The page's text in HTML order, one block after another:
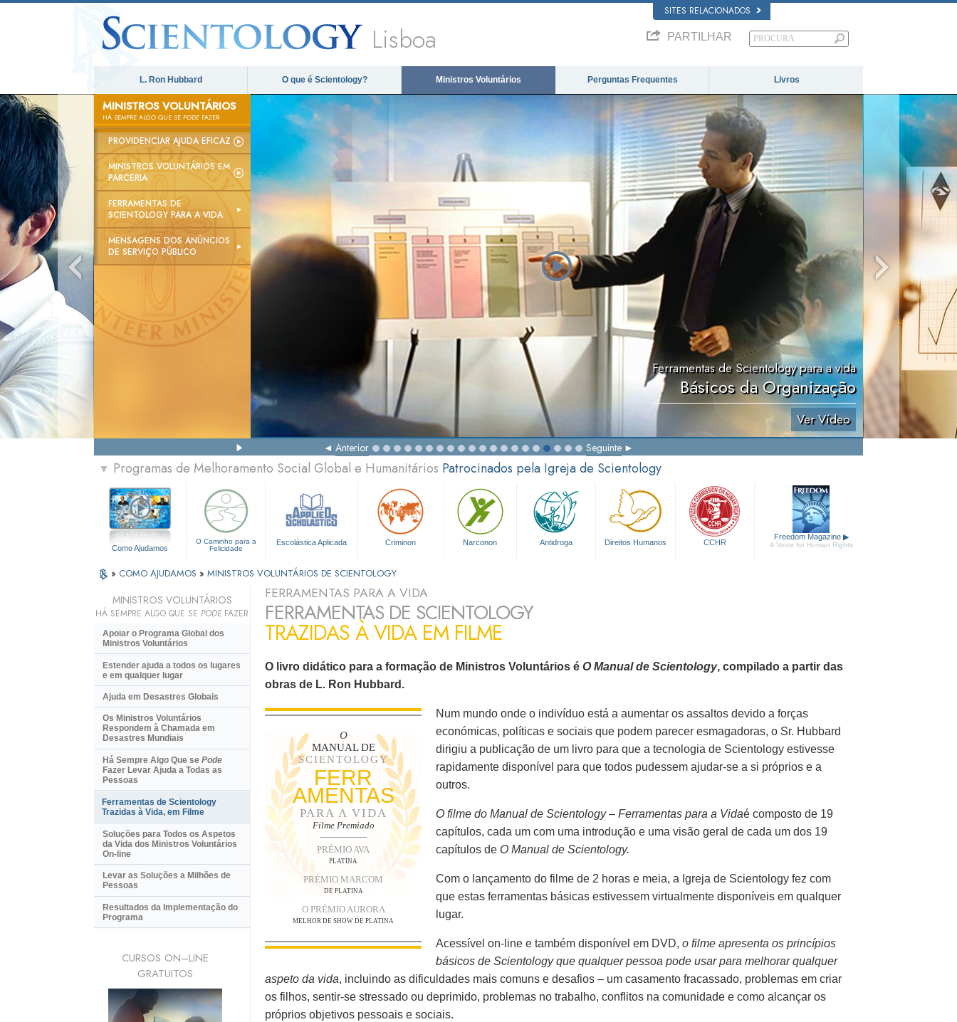
SITES RELACIONADOS
Lisboa PARTILHAR
L. Ron Hubbard O que é Scientology? Ministros Voluntários Perguntas Frequentes Livros
MINISTROS VOLUNTÁRIOS
HÁ SEMPRE ALGO QUE SE PODE FAZER
PROVIDENCIAR AJUDA EFICAZ
MINISTROS VOLUNTÁRIOS EM
PARCERIA
FERRAMENTAS DE
SCIENTOLOGY PARA A VIDA
MENSAGENS DOS ANÚNCIOS
DE SERVIÇO PÚBLICO
Ferramentas de Scientology para a vida
Básicos da Organização
Ver Vídeo
Anterior Seguinte
▼ Programas de Melhoramento Social Global e Humanitários Patrocinados pela Igreja de Scientology
Como Ajudamos
O Caminho para a
Felicidade
Escolástica Aplicada Criminon Narconon Antidroga Direitos Humanos CCHR
Freedom Magazine ▶
A Voice for Human Rights
» COMO AJUDAMOS » MINISTROS VOLUNTÁRIOS DE SCIENTOLOGY
FERRAMENTAS PARA A VIDA
FERRAMENTAS DE SCIENTOLOGY
TRAZIDAS À VIDA EM FILME
O livro didático para a formação de Ministros Voluntários é O Manual de Scientology, compilado a partir das
obras de L. Ron Hubbard.
O
MANUAL DE
SCIENTOLOGY
FERR
AMENTAS
PARA A VIDA
Filme Premiado
PRÉMIO AVA
PLATINA
PRÉMIO MARCOM
DE PLATINA
O PRÉMIO AURORA
MELHOR DE SHOW DE PLATINA
Num mundo onde o indivíduo está a aumentar os assaltos devido a forças
económicas, políticas e sociais que podem parecer esmagadoras, o Sr. Hubbard
dirigiu a publicação de um livro para que a tecnologia de Scientology estivesse
rapidamente disponível para que todos pudessem ajudar-se a si próprios e a
outros.
O filme do Manual de Scientology – Ferramentas para a Vidaé composto de 19
capítulos, cada um com uma introdução e uma visão geral de cada um dos 19
capítulos de O Manual de Scientology.
Com o lançamento do filme de 2 horas e meia, a Igreja de Scientology fez com
que estas ferramentas básicas estivessem virtualmente disponíveis em qualquer
lugar.
Acessível on-line e também disponível em DVD, o filme apresenta os princípios
básicos de Scientology que qualquer pessoa pode usar para melhorar qualquer
aspeto da vida, incluindo as dificuldades mais comuns e desafios – um casamento fracassado, problemas em criar
os filhos, sentir-se stressado ou deprimido, problemas no trabalho, conflitos na comunidade e como alcançar os
próprios objetivos pessoais e sociais.
MINISTROS VOLUNTÁRIOS
HÁ SEMPRE ALGO QUE SE PODEFAZER
Apoiar o Programa Global dos
Ministros Voluntários
Estender ajuda a todos os lugares
e em qualquer lugar
Ajuda em Desastres Globais
Os Ministros Voluntários
Respondem à Chamada em
Desastres Mundiais
Há Sempre Algo Que se Pode
Fazer Levar Ajuda a Todas as
Pessoas
Ferramentas de Scientology
Trazidas à Vida, em Filme
Soluções para Todos os Aspetos
da Vida dos Ministros Voluntários
On-line
Levar as Soluções a Milhões de
Pessoas
Resultados da Implementação do
Programa
CURSOS ON–LINE
GRATUITOS